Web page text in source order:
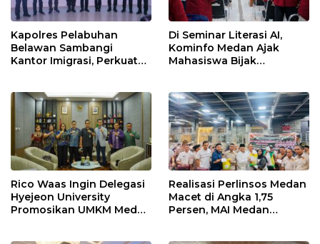
Kapolres Pelabuhan
Belawan Sambangi
Kantor Imigrasi, Perkuat
Di Seminar Literasi AI,
Kominfo Medan Ajak
Mahasiswa Bijak
Rico Waas Ingin Delegasi
Hyejeon University
Promosikan UMKM Medan
Realisasi Perlinsos Medan
Macet di Angka 1,75
Persen, MAI Medan